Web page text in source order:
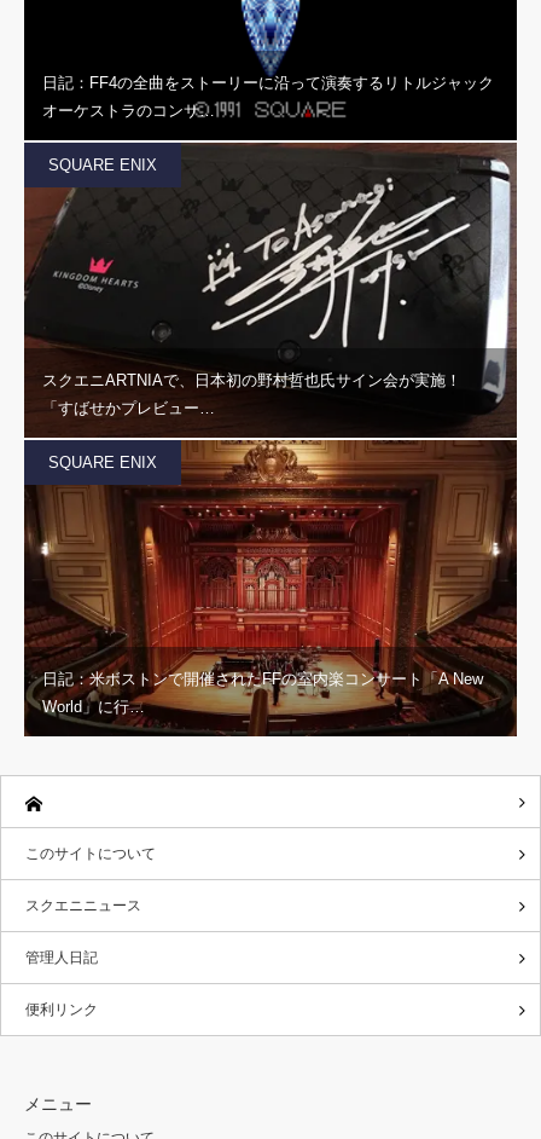
日記：FF4の全曲をストーリーに沿って演奏するリトルジャック
オーケストラのコンサ…
SQUARE ENIX
スクエニARTNIAで、日本初の野村哲也氏サイン会が実施！
「すばせかプレビュー…
SQUARE ENIX
日記：米ボストンで開催されたFFの室内楽コンサート「A New
World」に行…
このサイトについて
スクエニニュース
管理人日記
便利リンク
メニュー